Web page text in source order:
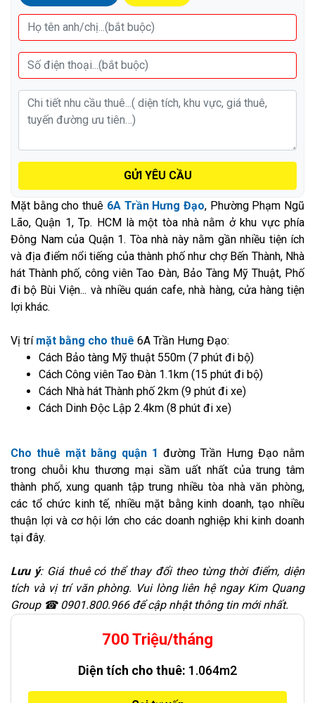
GỬI YÊU CẦU
Mặt bằng cho thuê 6A Trần Hưng Đạo, Phường Phạm Ngũ
Lão, Quận 1, Tp. HCM là một tòa nhà nằm ở khu vực phía
Đông Nam của Quận 1. Tòa nhà này nằm gần nhiều tiện ích
và địa điểm nổi tiếng của thành phố như chợ Bến Thành, Nhà
hát Thành phố, công viên Tao Đàn, Bảo Tàng Mỹ Thuật, Phố
đi bộ Bùi Viện... và nhiều quán cafe, nhà hàng, cửa hàng tiện
lợi khác.
Vị trí mặt bằng cho thuê 6A Trần Hưng Đạo:
Cách Bảo tàng Mỹ thuật 550m (7 phút đi bộ)
Cách Công viên Tao Đàn 1.1km (15 phút đi bộ)
Cách Nhà hát Thành phố 2km (9 phút đi xe)
Cách Dinh Độc Lập 2.4km (8 phút đi xe)
Cho thuê mặt bằng quận 1 đường Trần Hưng Đạo nằm
trong chuỗi khu thương mại sầm uất nhất của trung tâm
thành phố, xung quanh tập trung nhiều tòa nhà văn phòng,
các tổ chức kinh tế, nhiều mặt bằng kinh doanh, tạo nhiều
thuận lợi và cơ hội lớn cho các doanh nghiệp khi kinh doanh
tại đây.
Lưu ý: Giá thuê có thể thay đổi theo từng thời điểm, diện
tích và vị trí văn phòng. Vui lòng liên hệ ngay Kim Quang
Group ☎ 0901.800.966 để cập nhật thông tin mới nhất.
700 Triệu/tháng
Diện tích cho thuê: 1.064m2